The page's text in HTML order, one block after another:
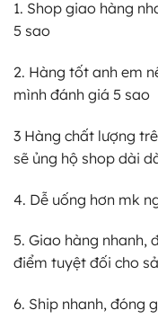
1. Shop giao hàng
5 sao
2. Hàng tốt anh em
mình đánh giá 5 sao
3 Hàng chất lượng
sẽ ủng hộ shop dài
4. Dễ uống hơn mk
5. Giao hàng nhanh,
điểm tuyệt đối cho
6. Ship nhanh, đóng